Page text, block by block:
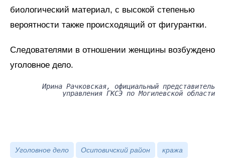
биологический материал, с высокой степенью
вероятности также происходящий от фигурантки.
Следователями в отношении женщины возбуждено
уголовное дело.
Ирина Рачковская, официальный представитель
управления ГКСЭ по Могилевской области
Уголовное дело Осиповичский район кража